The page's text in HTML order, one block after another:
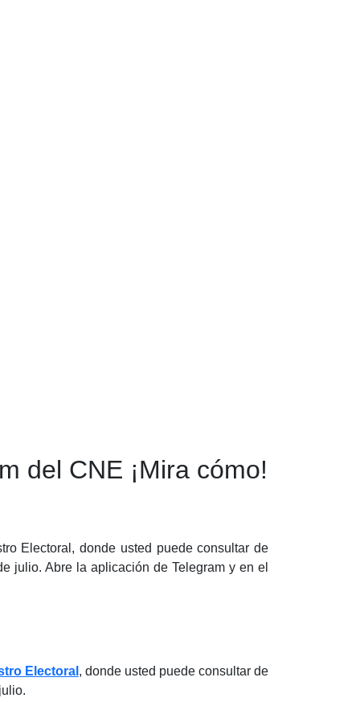
del CNE ¡Mira cómo!
Electoral, donde usted puede consultar de
julio. Abre la aplicación de Telegram y en el
Electoral , donde usted puede consultar de